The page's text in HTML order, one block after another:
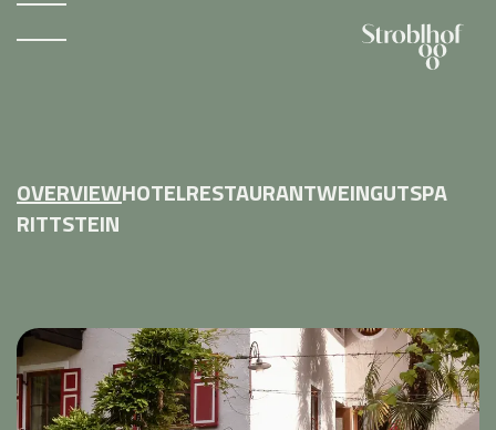
OVERVIEWHOTELRESTAURANTWEINGUTSPA
RITTSTEIN